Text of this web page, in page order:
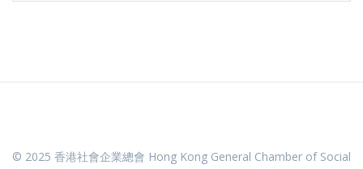
© 2025 香港社會企業總會 Hong Kong General Chamber of Social